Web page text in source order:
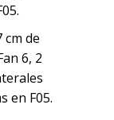
cm de
6, 2
en F05.